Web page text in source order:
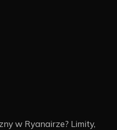
w Ryanairze? Limity,